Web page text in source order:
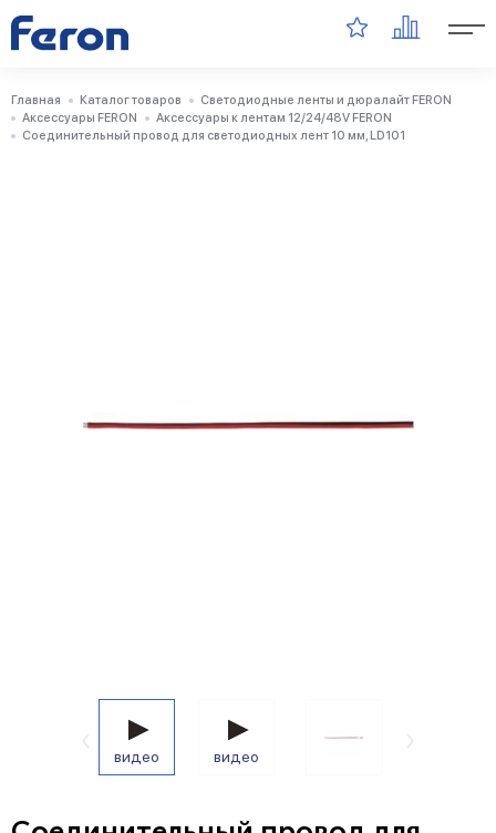
Главная Каталог товаров
Светодиодные ленты и дюралайт FERON
Аксессуары FERON
Аксессуары к лентам 12/24/48V FERON
Соединительный провод для светодиодных лент 10 мм, LD101
видео видео